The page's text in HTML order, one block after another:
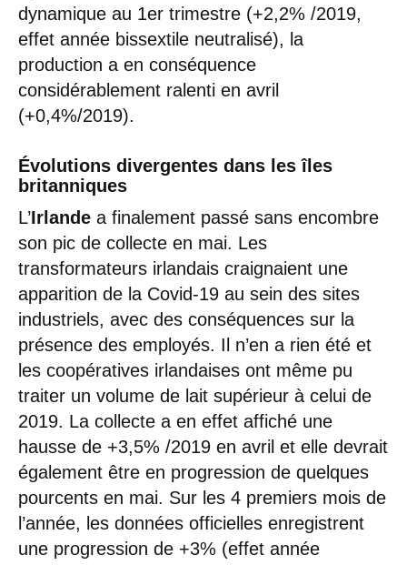
dynamique au 1er trimestre (+2,2% /2019,
effet année bissextile neutralisé), la
production a en conséquence
considérablement ralenti en avril
(+0,4%/2019).
Évolutions divergentes dans les îles
britanniques
L’Irlande a finalement passé sans encombre
son pic de collecte en mai. Les
transformateurs irlandais craignaient une
apparition de la Covid-19 au sein des sites
industriels, avec des conséquences sur la
présence des employés. Il n’en a rien été et
les coopératives irlandaises ont même pu
traiter un volume de lait supérieur à celui de
2019. La collecte a en effet affiché une
hausse de +3,5% /2019 en avril et elle devrait
également être en progression de quelques
pourcents en mai. Sur les 4 premiers mois de
l’année, les données officielles enregistrent
une progression de +3% (effet année